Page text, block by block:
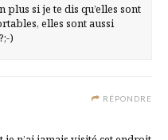
plus si je te dis qu’elles sont
elles sont aussi
)
RÉPONDRE